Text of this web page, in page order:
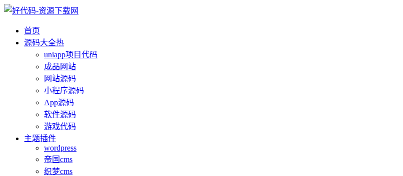
首页
源码大全热
uniapp项目代码
成品网站
网站源码
小程序源码
App源码
软件源码
游戏代码
主题插件
wordpress
帝国cms
织梦cms